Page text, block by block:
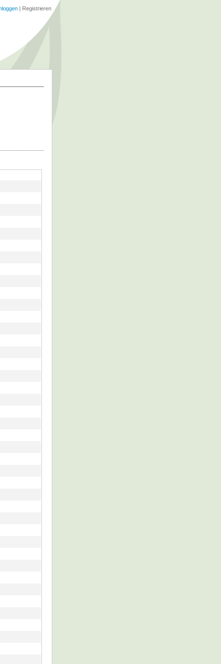
| Registrieren